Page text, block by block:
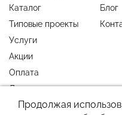
Каталог
Типовые проекты
Услуги
Акции
Оплата
Доставка
Гарантия
Блог
Продолжая